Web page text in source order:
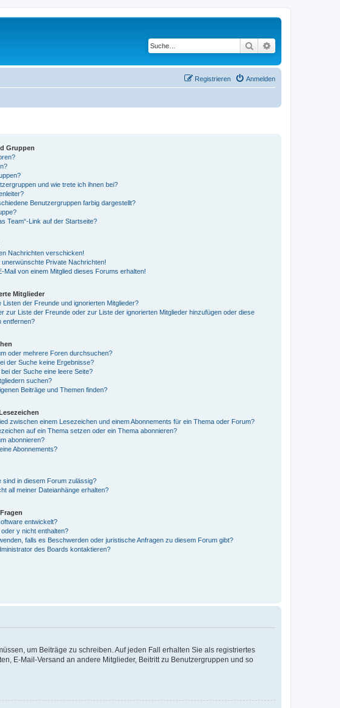
Suche
Anmelden
Registrieren
Gruppen
und wie trete ich ihnen bei?
Benutzergruppen farbig dargestellt?
Team“-Link auf der Startseite?
Nachrichten verschicken!
Private Nachrichten!
Mail von einem Mitglied dieses Forums erhalten!
Mitglieder
Listen der Freunde und ignorierten Mitglieder?
zur Liste der Freunde oder zur Liste der ignorierten Mitglieder hinzufügen oder diese
entfernen?
oder mehrere Foren durchsuchen?
der Suche keine Ergebnisse?
der Suche eine leere Seite?
suchen?
Beiträge und Themen finden?
zwischen einem Lesezeichen und einem Abonnements für ein Thema oder Forum?
auf ein Thema setzen oder ein Thema abonnieren?
abonnieren?
Abonnements?
sind in diesem Forum zulässig?
all meiner Dateianhänge erhalten?
entwickelt?
y nicht enthalten?
falls es Beschwerden oder juristische Anfragen zu diesem Forum gibt?
des Boards kontaktieren?
um Beiträge zu schreiben. Auf jeden Fall erhalten Sie als registriertes
E-Mail-Versand an andere Mitglieder, Beitritt zu Benutzergruppen und so